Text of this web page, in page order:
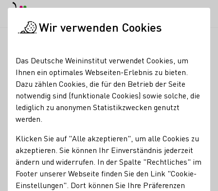
Deutsches Weininstitut
wird offizieller Partner
des Institute of Masters
28.08.24
Das Deutsche Weininstitut (DWI) ist ab sofort Unterstützer
des renommierten Institute of Masters of Wine (IMW).
Wir verwenden Cookies
Das Deutsche Weininstitut verwendet Cookies, um
Ihnen ein optimales Webseiten-Erlebnis zu bieten.
Dazu zählen Cookies, die für den Betrieb der Seite
notwendig sind (funktionale Cookies) sowie solche, die
lediglich zu anonymen Statistikzwecken genutzt
werden.
Klicken Sie auf "Alle akzeptieren", um alle Cookies zu
akzeptieren. Sie können Ihr Einverständnis jederzeit
ändern und widerrufen. In der Spalte "Rechtliches" im
Footer unserer Webseite finden Sie den Link "Cookie-
Einstellungen". Dort können Sie Ihre Präferenzen